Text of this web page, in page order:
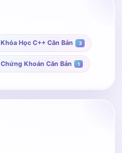
Khóa Học C++ Căn Bản 3
Chứng Khoán Căn Bản 1